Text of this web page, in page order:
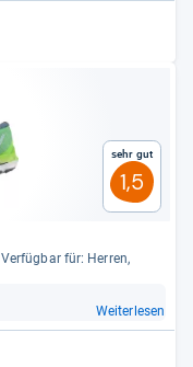
Sehr gut
1,5
Ver­füg­bar für: Her­ren,
Weiterlesen